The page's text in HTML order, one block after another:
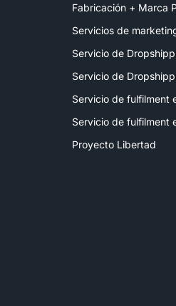
Fabricación + Marca
Servicios de
Servicio de
Servicio de
Servicio de fulfilment
Servicio de fulfilment
Proyecto Libertad